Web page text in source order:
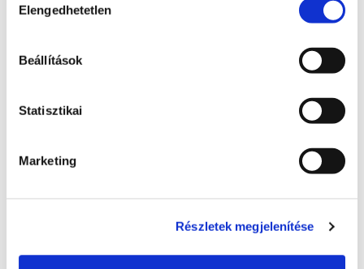
kiválasztása
Elengedhetetlen
Beállítások
Statisztikai
Marketing
Részletek megjelenítése